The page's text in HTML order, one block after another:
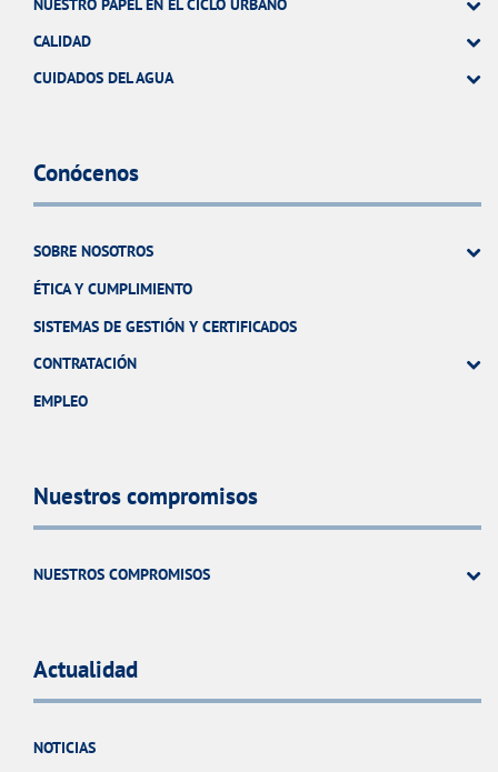
NUESTRO PAPEL EN EL CICLO URBANO
CALIDAD
CUIDADOS DEL AGUA
Conócenos
SOBRE NOSOTROS
ÉTICA Y CUMPLIMIENTO
SISTEMAS DE GESTIÓN Y CERTIFICADOS
CONTRATACIÓN
EMPLEO
Nuestros compromisos
NUESTROS COMPROMISOS
Actualidad
NOTICIAS